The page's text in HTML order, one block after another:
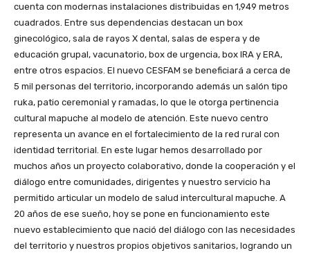
cuenta con modernas instalaciones distribuidas en 1,949 metros
cuadrados. Entre sus dependencias destacan un box
ginecológico, sala de rayos X dental, salas de espera y de
educación grupal, vacunatorio, box de urgencia, box IRA y ERA,
entre otros espacios. El nuevo CESFAM se beneficiará a cerca de
5 mil personas del territorio, incorporando además un salón tipo
ruka, patio ceremonial y ramadas, lo que le otorga pertinencia
cultural mapuche al modelo de atención. Este nuevo centro
representa un avance en el fortalecimiento de la red rural con
identidad territorial. En este lugar hemos desarrollado por
muchos años un proyecto colaborativo, donde la cooperación y el
diálogo entre comunidades, dirigentes y nuestro servicio ha
permitido articular un modelo de salud intercultural mapuche. A
20 años de ese sueño, hoy se pone en funcionamiento este
nuevo establecimiento que nació del diálogo con las necesidades
del territorio y nuestros propios objetivos sanitarios, logrando un